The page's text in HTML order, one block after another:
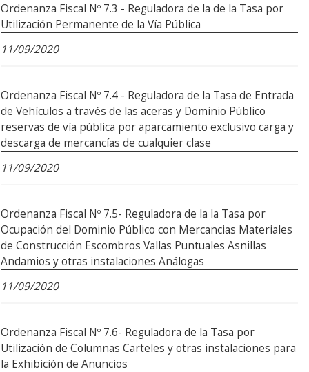
Ordenanza Fiscal Nº 7.3 - Reguladora de la de la Tasa por
Utilización Permanente de la Vía Pública
11/09/2020
Ordenanza Fiscal Nº 7.4 - Reguladora de la Tasa de Entrada
de Vehículos a través de las aceras y Dominio Público
reservas de vía pública por aparcamiento exclusivo carga y
descarga de mercancías de cualquier clase
11/09/2020
Ordenanza Fiscal Nº 7.5- Reguladora de la la Tasa por
Ocupación del Dominio Público con Mercancias Materiales
de Construcción Escombros Vallas Puntuales Asnillas
Andamios y otras instalaciones Análogas
11/09/2020
Ordenanza Fiscal Nº 7.6- Reguladora de la Tasa por
Utilización de Columnas Carteles y otras instalaciones para
la Exhibición de Anuncios